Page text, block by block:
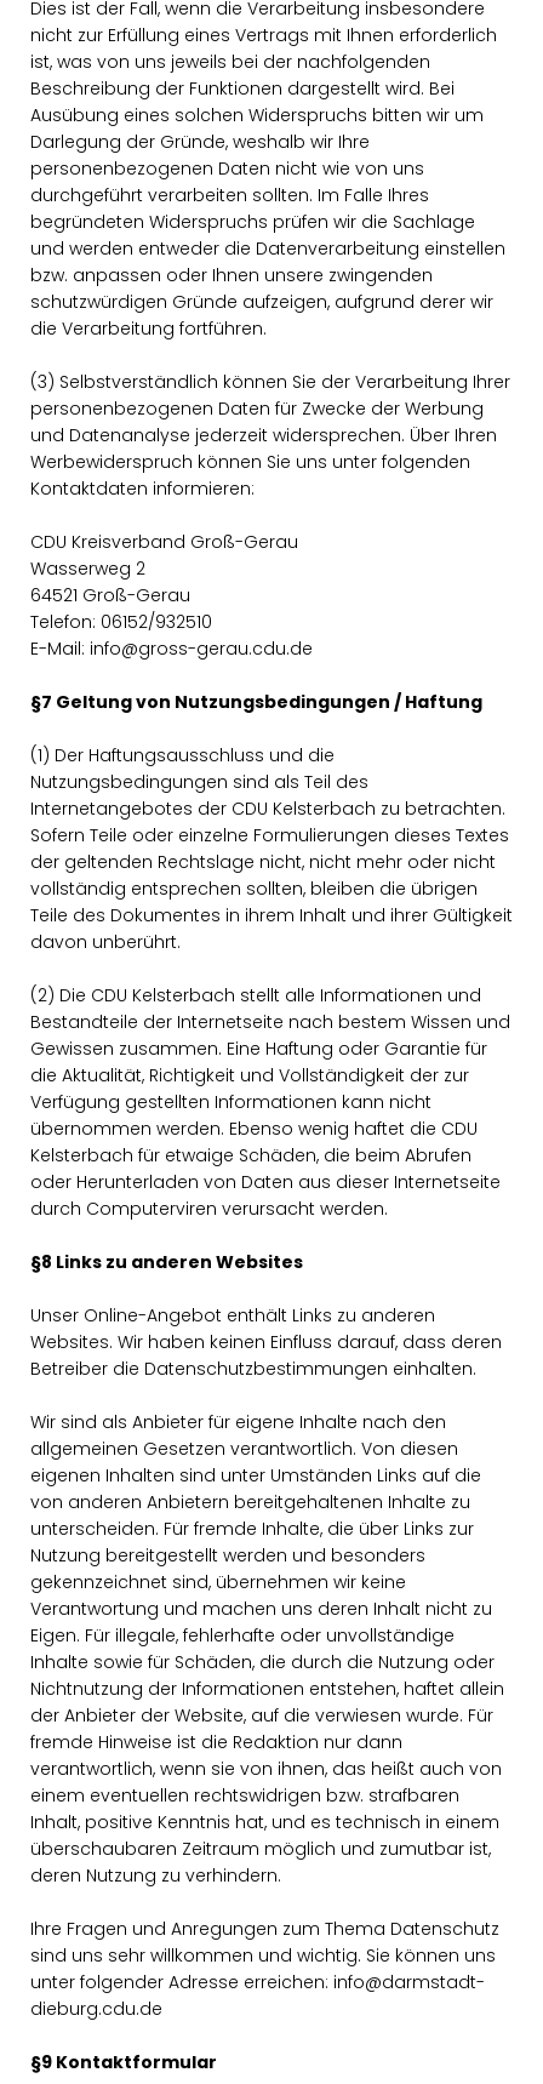
Dies ist der Fall, wenn die Verarbeitung insbesondere
nicht zur Erfüllung eines Vertrags mit Ihnen erforderlich
ist, was von uns jeweils bei der nachfolgenden
Beschreibung der Funktionen dargestellt wird. Bei
Ausübung eines solchen Widerspruchs bitten wir um
Darlegung der Gründe, weshalb wir Ihre
personenbezogenen Daten nicht wie von uns
durchgeführt verarbeiten sollten. Im Falle Ihres
begründeten Widerspruchs prüfen wir die Sachlage
und werden entweder die Datenverarbeitung einstellen
bzw. anpassen oder Ihnen unsere zwingenden
schutzwürdigen Gründe aufzeigen, aufgrund derer wir
die Verarbeitung fortführen.
(3) Selbstverständlich können Sie der Verarbeitung Ihrer
personenbezogenen Daten für Zwecke der Werbung
und Datenanalyse jederzeit widersprechen. Über Ihren
Werbewiderspruch können Sie uns unter folgenden
Kontaktdaten informieren:
CDU Kreisverband Groß-Gerau
Wasserweg 2
64521 Groß-Gerau
Telefon: 06152/932510
E-Mail: info@gross-gerau.cdu.de
§7 Geltung von Nutzungsbedingungen / Haftung
(1) Der Haftungsausschluss und die
Nutzungsbedingungen sind als Teil des
Internetangebotes der CDU Kelsterbach zu betrachten.
Sofern Teile oder einzelne Formulierungen dieses Textes
der geltenden Rechtslage nicht, nicht mehr oder nicht
vollständig entsprechen sollten, bleiben die übrigen
Teile des Dokumentes in ihrem Inhalt und ihrer Gültigkeit
davon unberührt.
(2) Die CDU Kelsterbach stellt alle Informationen und
Bestandteile der Internetseite nach bestem Wissen und
Gewissen zusammen. Eine Haftung oder Garantie für
die Aktualität, Richtigkeit und Vollständigkeit der zur
Verfügung gestellten Informationen kann nicht
übernommen werden. Ebenso wenig haftet die CDU
Kelsterbach für etwaige Schäden, die beim Abrufen
oder Herunterladen von Daten aus dieser Internetseite
durch Computerviren verursacht werden.
§8 Links zu anderen Websites
Unser Online-Angebot enthält Links zu anderen
Websites. Wir haben keinen Einfluss darauf, dass deren
Betreiber die Datenschutzbestimmungen einhalten.
Wir sind als Anbieter für eigene Inhalte nach den
allgemeinen Gesetzen verantwortlich. Von diesen
eigenen Inhalten sind unter Umständen Links auf die
von anderen Anbietern bereitgehaltenen Inhalte zu
unterscheiden. Für fremde Inhalte, die über Links zur
Nutzung bereitgestellt werden und besonders
gekennzeichnet sind, übernehmen wir keine
Verantwortung und machen uns deren Inhalt nicht zu
Eigen. Für illegale, fehlerhafte oder unvollständige
Inhalte sowie für Schäden, die durch die Nutzung oder
Nichtnutzung der Informationen entstehen, haftet allein
der Anbieter der Website, auf die verwiesen wurde. Für
fremde Hinweise ist die Redaktion nur dann
verantwortlich, wenn sie von ihnen, das heißt auch von
einem eventuellen rechtswidrigen bzw. strafbaren
Inhalt, positive Kenntnis hat, und es technisch in einem
überschaubaren Zeitraum möglich und zumutbar ist,
deren Nutzung zu verhindern.
Ihre Fragen und Anregungen zum Thema Datenschutz
sind uns sehr willkommen und wichtig. Sie können uns
unter folgender Adresse erreichen: info@darmstadt-
dieburg.cdu.de
§9 Kontaktformular